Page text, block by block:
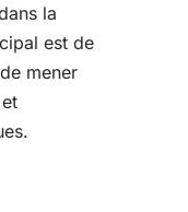
la
est de
mener